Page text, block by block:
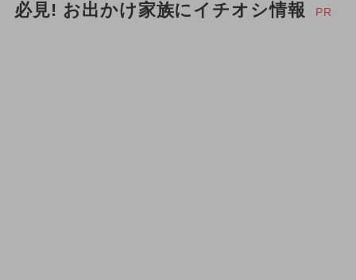
必見! お出かけ家族にイチオシ情報 PR